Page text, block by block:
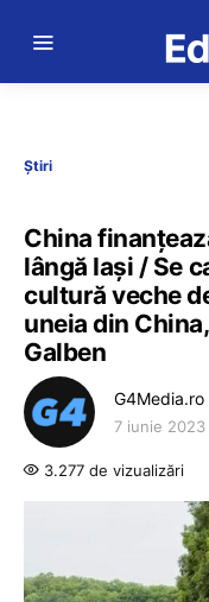
Știri
China
lângă Iași / Se
cultură veche
uneia din
Galben
G4Media.ro
7 iunie 2023
3.277 de vizualizări